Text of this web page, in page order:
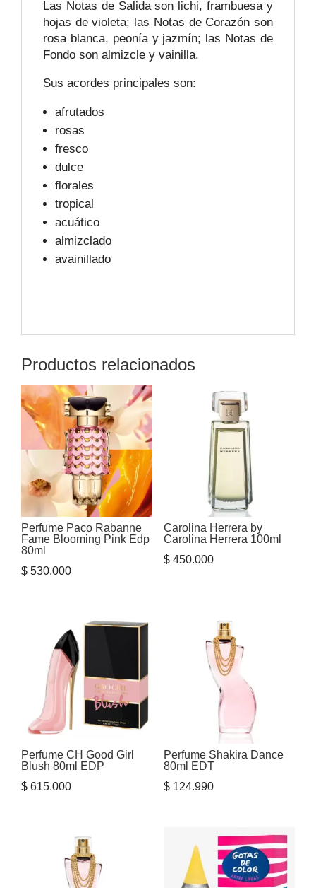
Las Notas de Salida son lichi, frambuesa y
hojas de violeta; las Notas de Corazón son
rosa blanca, peonía y jazmín; las Notas de
Fondo son almizcle y vainilla.
Sus acordes principales son:
afrutados
rosas
fresco
dulce
florales
tropical
acuático
almizclado
avainillado
Productos relacionados
Perfume Paco Rabanne
Fame Blooming Pink Edp
80ml
$ 530.000
Carolina Herrera by
Carolina Herrera 100ml
$450.000
Perfume CH Good Girl
Blush 80ml EDP
$ 615.000
Perfume Shakira Dance
80ml EDT
$124.990